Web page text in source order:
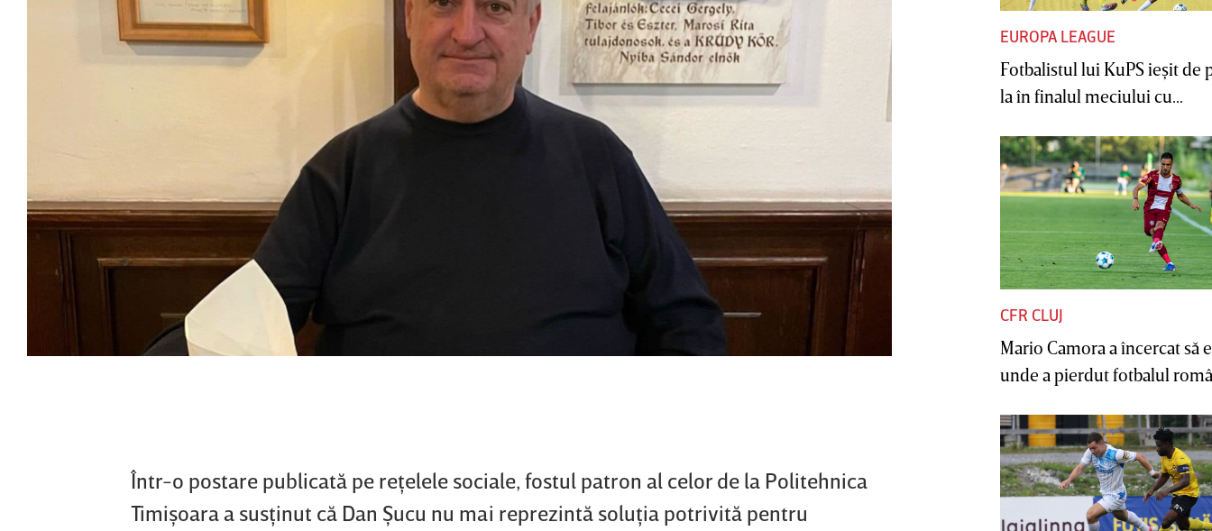
Într-o postare publicată pe reţelele sociale, fostul patron al celor de la Politehnica
Timişoara a susţinut că Dan Şucu nu mai reprezintă soluţia potrivită pentru
EUROPA LEAGUE
Fotbalistul lui KuPS ieşit de
la în finalul meciului cu...
CFR CLUJ
Mario Camora a încercat să
unde a pierdut fotbalul